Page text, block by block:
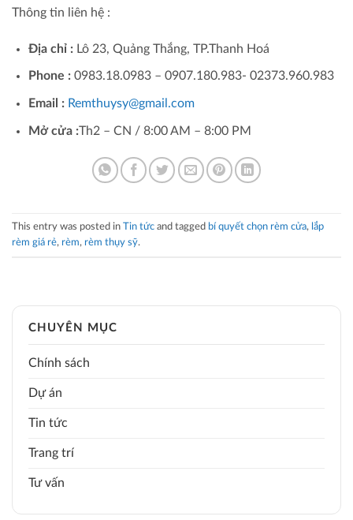
Thông tin liên hệ :
Địa chỉ : Lô 23, Quảng Thắng, TP.Thanh Hoá
Phone : 0983.18.0983 – 0907.180.983- 02373.960.983
Email : Remthuysy@gmail.com
Mở cửa :Th2 – CN / 8:00 AM – 8:00 PM
This entry was posted in Tin tức and tagged bí quyết chọn rèm cửa, lắp
rèm giá rẻ, rèm, rèm thụy sỹ.
CHUYÊN MỤC
Chính sách
Dự án
Tin tức
Trang trí
Tư vấn